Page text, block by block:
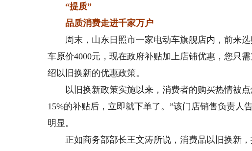
“提质”
品质消费走进千家万户
周末，山东日照市一家电动车旗舰店内，前来选
车原价4000元，现在政府补贴加上店铺优惠，您只
绍以旧换新的优惠政策。
以旧换新政策实施以来，消费者的购买热情被点
15%的补贴后，立即就下单了。”该门店销售负责人
明显。
正如商务部部长王文涛所说，消费品以旧换新，